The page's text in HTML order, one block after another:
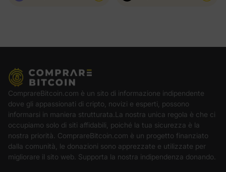
ComprareBitcoin.com è un sito di informazione indipendente
dove gli appassionati di cripto, novizi e esperti, possono
informarsi in maniera strutturata.La nostra unica regola è che ci
occupiamo solo di siti affidabili, poiché la tua sicurezza è la
nostra priorità. ComprareBitcoin.com è un progetto finanziato
dalla comunità, le donazioni sono apprezzate e utilizzate per
migliorare il sito web. Supporta la nostra indipendenza donando.